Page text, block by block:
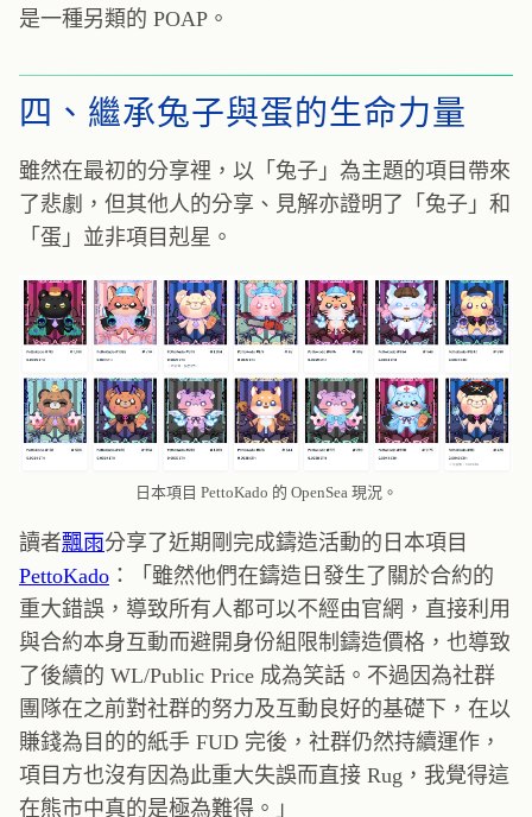
是一種另類的 POAP。
四、繼承兔子與蛋的生命力量
雖然在最初的分享裡，以「兔子」為主題的項目帶來
了悲劇，但其他人的分享、見解亦證明了「兔子」和
「蛋」並非項目剋星。
日本項目 PettoKado 的 OpenSea 現況。
讀者飄雨分享了近期剛完成鑄造活動的日本項目
PettoKado ：「雖然他們在鑄造日發生了關於合約的
重大錯誤，導致所有人都可以不經由官網，直接利用
與合約本身互動而避開身份組限制鑄造價格，也導致
了後續的 WL/Public Price 成為笑話。不過因為社群
團隊在之前對社群的努力及互動良好的基礎下，在以
賺錢為目的的紙手 FUD 完後，社群仍然持續運作，
項目方也沒有因為此重大失誤而直接 Rug，我覺得這
在熊市中真的是極為難得。」